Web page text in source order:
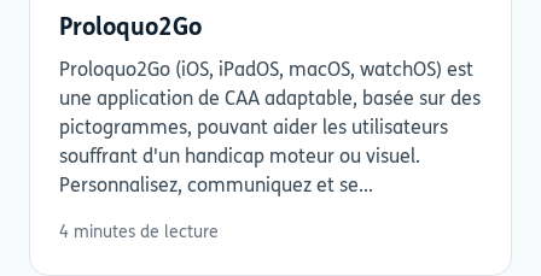
Proloquo2Go
Proloquo2Go (iOS, iPadOS, macOS, watchOS) est
une application de CAA adaptable, basée sur des
pictogrammes, pouvant aider les utilisateurs
souffrant d'un handicap moteur ou visuel.
Personnalisez, communiquez et se...
4 minutes de lecture